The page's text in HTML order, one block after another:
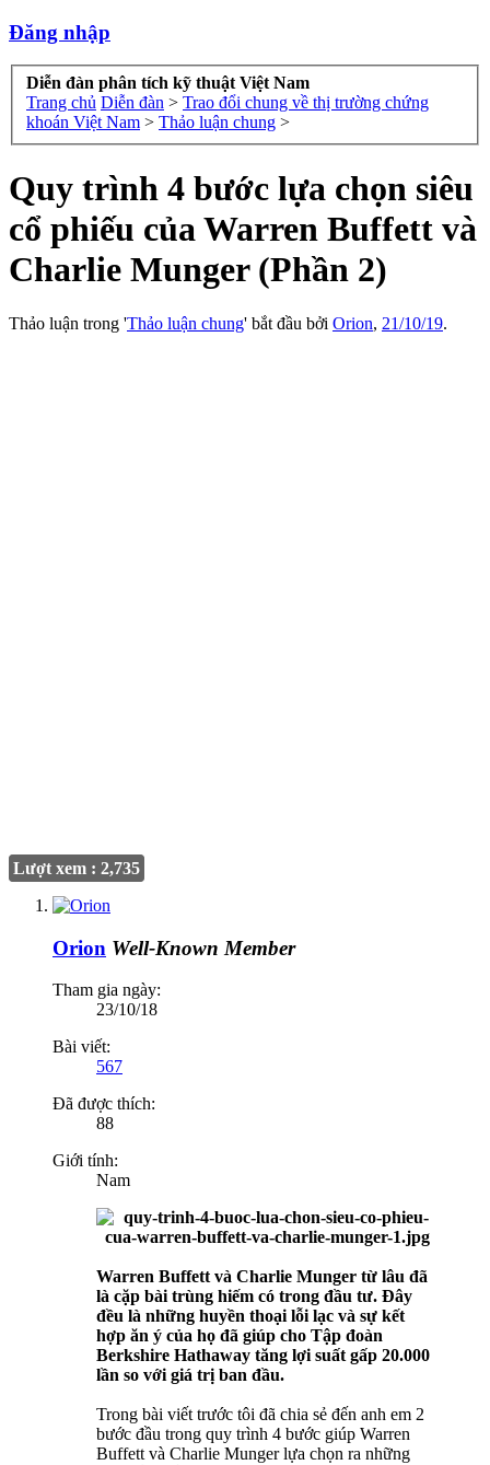
Đăng nhập
Diễn đàn phân tích kỹ thuật Việt Nam
Trang chủ Diễn đàn > Trao đổi chung về thị trường chứng
khoán Việt Nam > Thảo luận chung >
Quy trình 4 bước lựa chọn siêu
cổ phiếu của Warren Buffett và
Charlie Munger (Phần 2)
Thảo luận trong 'Thảo luận chung' bắt đầu bởi Orion, 21/10/19.
Lượt xem : 2,735
Orion Well-Known Member
Tham gia ngày:
23/10/18
Bài viết:
567
Đã được thích:
88
Giới tính:
Nam
Warren Buffett và Charlie Munger từ lâu đã
là cặp bài trùng hiếm có trong đầu tư. Đây
đều là những huyền thoại lỗi lạc và sự kết
hợp ăn ý của họ đã giúp cho Tập đoàn
Berkshire Hathaway tăng lợi suất gấp 20.000
lần so với giá trị ban đầu.
Trong bài viết trước tôi đã chia sẻ đến anh em 2
bước đầu trong quy trình 4 bước giúp Warren
Buffett và Charlie Munger lựa chọn ra những